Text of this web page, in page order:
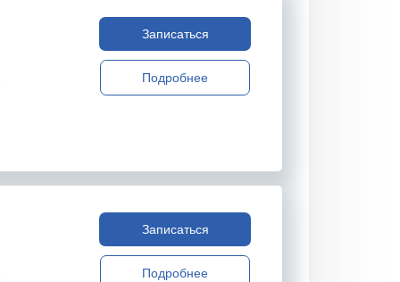
Записаться
Подробнее
Записаться
Подробнее